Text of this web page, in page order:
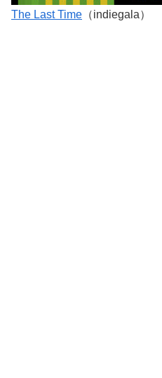
The Last Time （indiegala）